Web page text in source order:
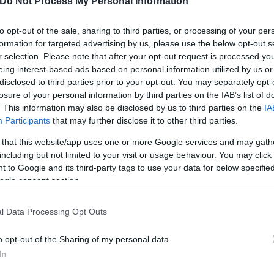
opt-out of the sale, sharing to third parties, or processing of your
for targeted advertising by us, please use the below opt-out
selection. Please note that after your opt-out request is processed
interest-based ads based on personal information utilized by us
to third parties prior to your opt-out. You may separately
of your personal information by third parties on the IAB’s list of
This information may also be disclosed by us to third parties on the
Participants that may further disclose it to other third parties.
that this website/app uses one or more Google services and may
but not limited to your visit or usage behaviour. You may
to Google and its third-party tags to use your data for below
consent section.
Data Processing Opt Outs
opt-out of the Sharing of my personal data.
Adventure across the borders» είναι ο ΕΟΤ, η
ο Ε.Ο.Τ. ως εταίρος δημοσιότητας ανέλαβε τη
και δυνατοτήτων τους, με στόχο την
περιεχόμενο και ειδικό διαφημιστικό
δύο ταξίδια εξοικείωσης (29/09-01/010/23) με
Travel bloggers και Providers από την Ελλάδα,
Οι συμμετέχοντες επισκέφτηκαν την φύση και
ξενάγησης και ορειβασίας στο πάρκο
στην λίμνη Ζάζαρη, επισκέφτηκαν τους
στην παλαιά πόλη της Μπίτολα αλλά